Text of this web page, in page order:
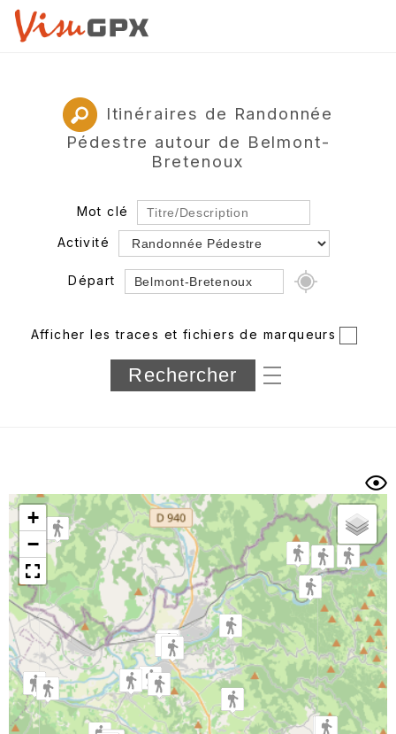
Itinéraires de Randonnée
Pédestre autour de Belmont-
Bretenoux
Mot clé
Activité
Départ
Département
Longueur min/max
Trier par
Horodatage Photos
Afficher les traces et fichiers de marqueurs
+
−